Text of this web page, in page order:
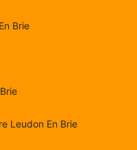
Brie
Leudon En Brie